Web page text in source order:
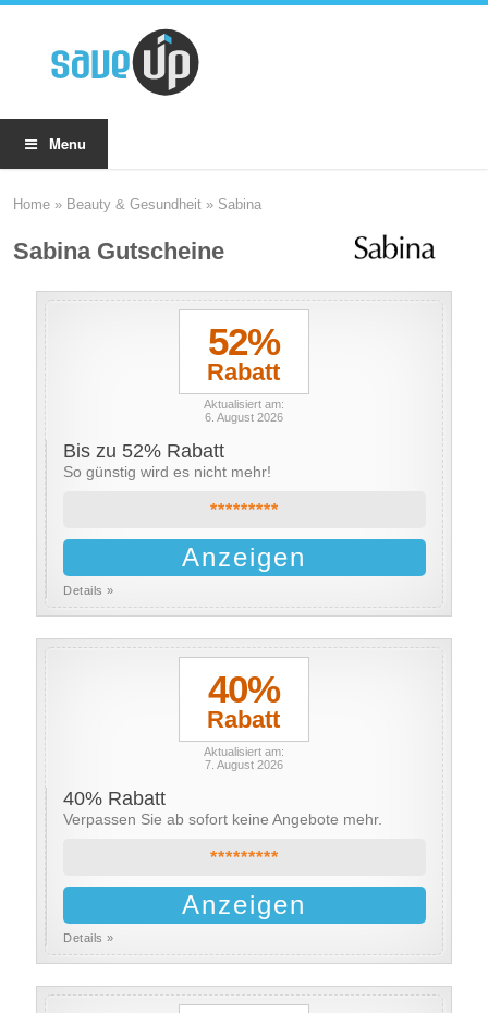
Menu
Home » Beauty & Gesundheit » Sabina
Sabina Gutscheine
52%
Rabatt
Aktualisiert am:
6. August 2026
Bis zu 52% Rabatt
So günstig wird es nicht mehr!
*********
Anzeigen
Details »
40%
Rabatt
Aktualisiert am:
7. August 2026
40% Rabatt
Verpassen Sie ab sofort keine Angebote mehr.
*********
Anzeigen
Details »